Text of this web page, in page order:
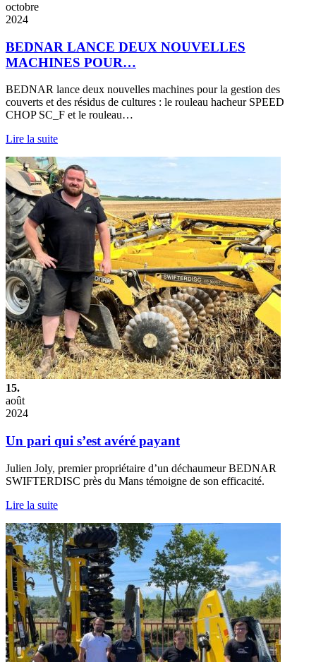
octobre
2024
BEDNAR LANCE DEUX NOUVELLES
MACHINES POUR…
BEDNAR lance deux nouvelles machines pour la gestion des
couverts et des résidus de cultures : le rouleau hacheur SPEED
CHOP SC_F et le rouleau…
Lire la suite
15.
août
2024
Un pari qui s’est avéré payant
Julien Joly, premier propriétaire d’un déchaumeur BEDNAR
SWIFTERDISC près du Mans témoigne de son efficacité.
Lire la suite